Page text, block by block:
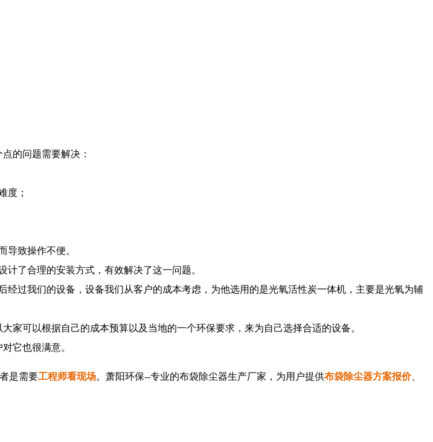
的问题需要解决：
度；
致操作不便。
了合理的安装方式，有效解决了这一问题。
我们的设备，设备我们从客户的成本考虑，为他选用的是光氧活性炭一体机，主要是光氧为辅
可以根据自己的成本预算以及当地的一个环保要求，来为自己选择合适的设备。
它也很满意。
是需要工程师看现场。萧阳环保--专业的布袋除尘器生产厂家，为用户提供布袋除尘器方案报价、